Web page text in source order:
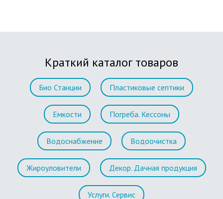
Краткий каталог товаров
Био Станции Пластиковые септики
Емкости Погреба. Кессоны
Водоснабжение Водоочистка
Жироуловители Декор. Дачная продукция
Услуги. Сервис